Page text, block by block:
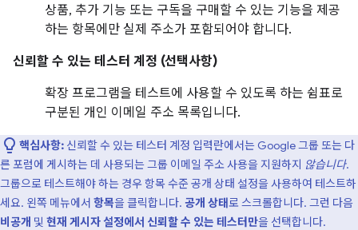
상품, 추가 기능 또는 구독을 구매할 수 있는 기능을 제공
하는 항목에만 실제 주소가 포함되어야 합니다.
신뢰할 수 있는 테스터 계정 (선택사항)
확장 프로그램을 테스트에 사용할 수 있도록 하는 쉼표로
구분된 개인 이메일 주소 목록입니다.
핵심사항: 신뢰할 수 있는 테스터 계정 입력란에서는 Google 그룹 또는 다
른 포럼에 게시하는 데 사용되는 그룹 이메일 주소 사용을 지원하지 않습니다.
그룹으로 테스트해야 하는 경우 항목 수준 공개 상태 설정을 사용하여 테스트하
세요. 왼쪽 메뉴에서 항목을 클릭합니다. 공개 상태로 스크롤합니다. 그런 다음
비공개 및 현재 게시자 설정에서 신뢰할 수 있는 테스터만을 선택합니다.